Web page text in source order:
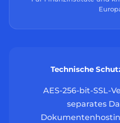
Technische
AES-256-bit-SSL-
separates